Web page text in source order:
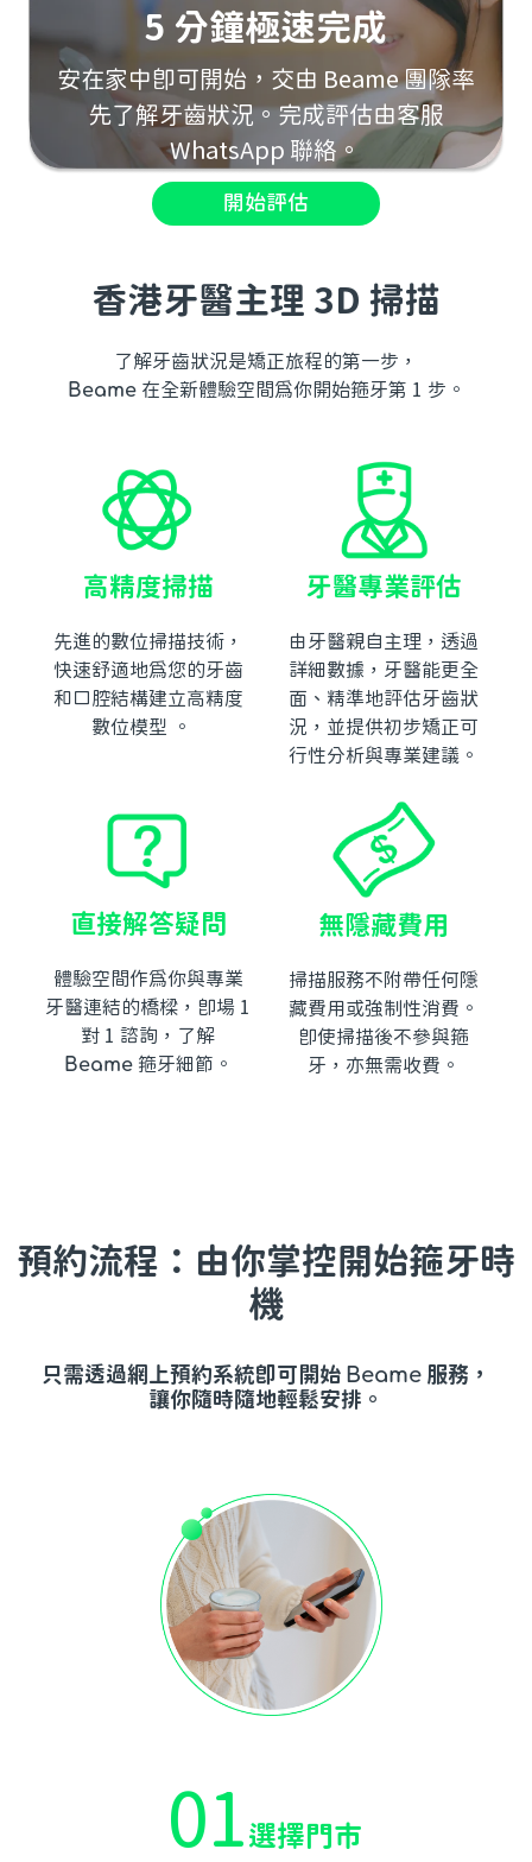
5 分鐘極速完成
安在家中即可開始，交由 Beame 團隊率
先了解牙齒狀況。完成評估由客服
WhatsApp 聯絡。
開始評估
香港牙醫主理 3D 掃描
了解牙齒狀況是矯正旅程的第一步，
Beame在全新體驗空間為你開始箍牙第 1 步。
高精度掃描
先進的數位掃描技術，
快速舒適地為您的牙齒
和口腔結構建立高精度
數位模型 。
牙醫專業評估
由牙醫親自主理，透過
詳細數據，牙醫能更全
面、精準地評估牙齒狀
況，並提供初步矯正可
行性分析與專業建議。
直接解答疑問
體驗空間作為你與專業
牙醫連結的橋樑，即場 1
對 1 諮詢，了解
Beame箍牙細節。
無隱藏費用
掃描服務不附帶任何隱
藏費用或強制性消費。
即使掃描後不參與箍
牙，亦無需收費。
預約流程：由你掌控開始箍牙時
機
只需透過網上預約系統即可開始 Beame 服務，
讓你隨時隨地輕鬆安排。
01選擇門市